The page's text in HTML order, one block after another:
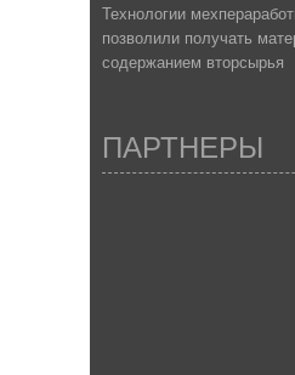
Технологии
позволили получать
содержанием вторсырья
ПАРТНЕРЫ